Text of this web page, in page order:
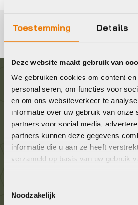
Toestemming Details
Deze website maakt gebruik van
We gebruiken cookies om content
personaliseren, om functies voor
en om ons websiteverkeer te
informatie over uw gebruik van onze
partners voor social media,
partners kunnen deze gegevens
informatie die u aan ze heeft
verzameld op basis van uw gebruik
Noodzakelijk
Graag in contact
Wij staan voor je klaar! Neem contact
onderstaande gegevens.
Stuur ons een e-mail
Geef ons een belletje